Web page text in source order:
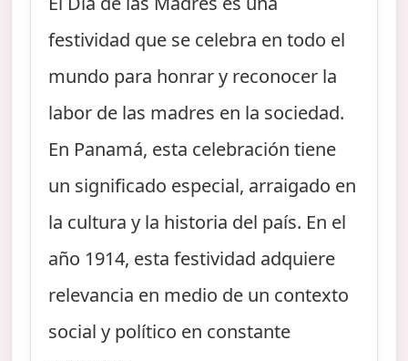
festividad que se celebra en todo el
mundo para honrar y reconocer la
labor de las madres en la sociedad.
En Panamá, esta celebración tiene
un significado especial, arraigado en
la cultura y la historia del país. En el
año 1914, esta festividad adquiere
relevancia en medio de un contexto
social y político en constante